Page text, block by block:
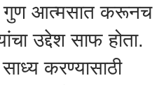
गुण आत्मसात करूनच
उद्देश साफ होता.
साध्य करण्यासाठी